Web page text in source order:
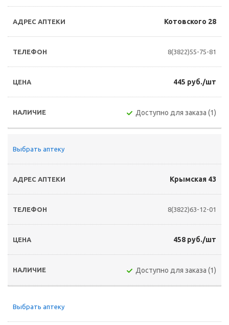
Котовского 28
8(3822)55-75-81
445 руб./шт
Доступно для заказа (1)
Выбрать аптеку
Крымская 43
8(3822)63-12-01
458 руб./шт
Доступно для заказа (1)
Выбрать аптеку